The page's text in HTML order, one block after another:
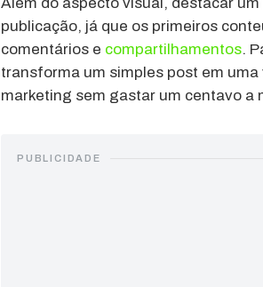
publicação, já que os primeiros
comentários e compartilhamentos.
transforma um simples post em
marketing sem gastar um centavo a
PUBLICIDADE